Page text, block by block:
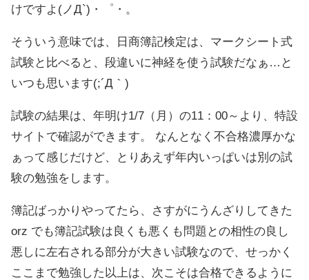
けですよ(ノД`)・゜・。
そういう意味では、日商簿記検定は、マークシート式
試験と比べると、段違いに神経を使う試験だなぁ…と
いつも思います(;´Д｀)
試験の結果は、年明け1/7（月）の11：00～より、特設
サイトで確認ができます。 なんとなく不合格濃厚かな
ぁって感じだけど、とりあえず年内いっぱいは別の試
験の勉強をします。
簿記ばっかりやってたら、さすがにうんざりしてきた
orz でも簿記試験は良くも悪くも問題との相性の良し
悪しに左右される部分が大きい試験なので、せっかく
ここまで勉強した以上は、次こそは合格できるように